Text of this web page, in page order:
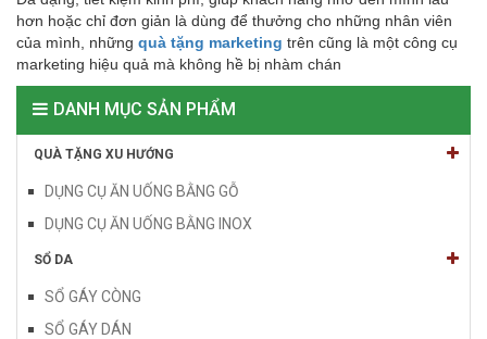
hơn hoặc chỉ đơn giản là dùng để thưởng cho những nhân viên
của mình, những quà tặng marketing trên cũng là một công cụ
marketing hiệu quả mà không hề bị nhàm chán
DANH MỤC SẢN PHẨM
QUÀ TẶNG XU HƯỚNG
DỤNG CỤ ĂN UỐNG BẰNG GỖ
DỤNG CỤ ĂN UỐNG BẰNG INOX
SỔ DA
SỔ GÁY CÒNG
SỔ GÁY DÁN